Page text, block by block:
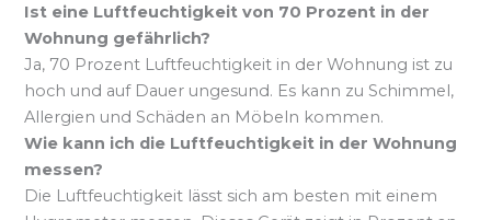
Ist eine Luftfeuchtigkeit von 70 Prozent in der
Wohnung gefährlich?
Ja, 70 Prozent Luftfeuchtigkeit in der Wohnung ist zu
hoch und auf Dauer ungesund. Es kann zu Schimmel,
Allergien und Schäden an Möbeln kommen.
Wie kann ich die Luftfeuchtigkeit in der Wohnung
messen?
Die Luftfeuchtigkeit lässt sich am besten mit einem